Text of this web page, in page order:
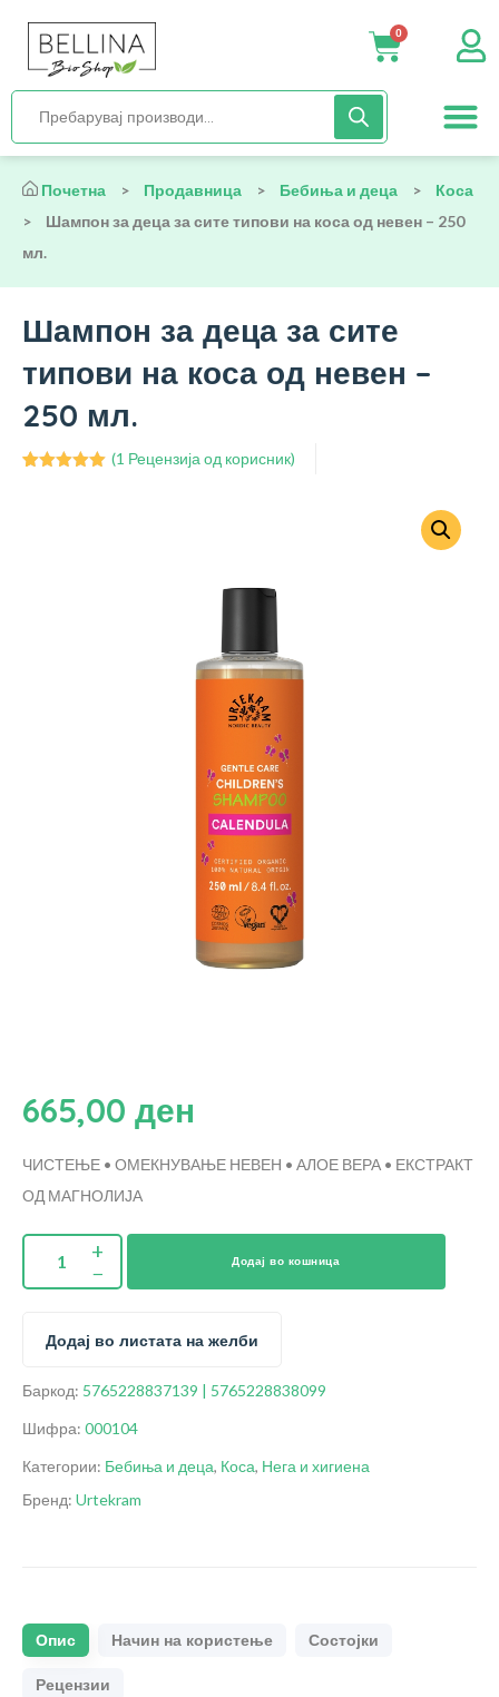
0
Почетна > Продавница > Бебиња и деца >
Коса
>
Шампон за деца за сите типови на коса од невен – 250
мл.
Шампон за деца за сите
типови на коса од невен –
250 мл.
(1 Рецензија од корисник)
665,00 ден
ЧИСТЕЊЕ • ОМЕКНУВАЊЕ НЕВЕН • АЛОЕ ВЕРА • ЕКСТРАКТ
ОД МАГНОЛИЈА
Додај во кошница
Додај во листата на желби
Баркод: 5765228837139 | 5765228838099
Шифра: 000104
Категории: Бебиња и деца, Коса, Нега и хигиена
Бренд: Urtekram
Опис Начин на користење Состојки
Рецензии